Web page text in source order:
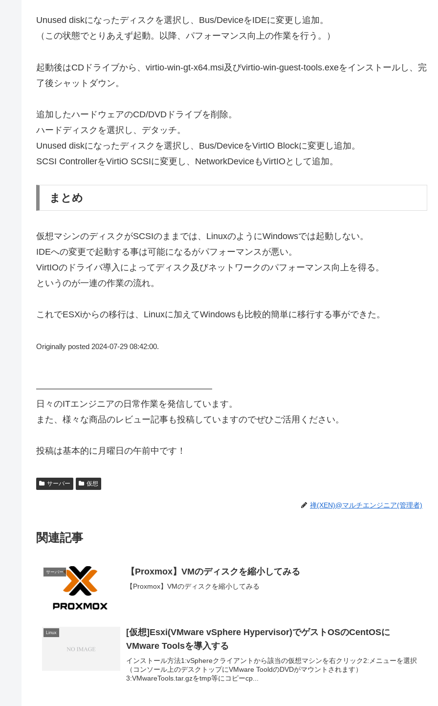
Unused diskになったディスクを選択し、Bus/DeviceをIDEに変更し追加。
（この状態でとりあえず起動。以降、パフォーマンス向上の作業を行う。）
起動後はCDドライブから、virtio-win-gt-x64.msi及びvirtio-win-guest-tools.exeをインストールし、完
了後シャットダウン。
追加したハードウェアのCD/DVDドライブを削除。
ハードディスクを選択し、デタッチ。
Unused diskになったディスクを選択し、Bus/DeviceをVirtIO Blockに変更し追加。
SCSI ControllerをVirtiO SCSIに変更し、NetworkDeviceもVirtIOとして追加。
まとめ
仮想マシンのディスクがSCSIのままでは、LinuxのようにWindowsでは起動しない。
IDEへの変更で起動する事は可能になるがパフォーマンスが悪い。
VirtIOのドライバ導入によってディスク及びネットワークのパフォーマンス向上を得る。
というのが一連の作業の流れ。
これでESXiからの移行は、Linuxに加えてWindowsも比較的簡単に移行する事ができた。
Originally posted 2024-07-29 08:42:00.
————————————————————
日々のITエンジニアの日常作業を発信しています。
また、様々な商品のレビュー記事も投稿していますのでぜひご活用ください。
投稿は基本的に月曜日の午前中です！
サーバー 仮想
禅(XEN)@マルチエンジニア(管理者)
関連記事
サーバー 【Proxmox】VMのディスクを縮小してみる
【Proxmox】VMのディスクを縮小してみる
Linux
[仮想]Esxi(VMware vSphere Hypervisor)でゲストOSのCentOSに
VMware Toolsを導入する
インストール方法1:vSphereクライアントから該当の仮想マシンを右クリック2:メニューを選択
（コンソール上のデスクトップにVMware TooldのDVDがマウントされます）
3:VMwareTools.tar.gzをtmp等にコピーcp...